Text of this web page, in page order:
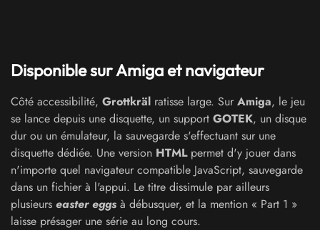
Disponible sur Amiga et navigateur
Côté accessibilité, Grottkräl ratisse large. Sur Amiga, le jeu
se lance depuis une disquette, un support GOTEK, un disque
dur ou un émulateur, la sauvegarde s'effectuant sur une
disquette dédiée. Une version HTMLpermet d'y jouer dans
n'importe quel navigateur compatible JavaScript, sauvegarde
dans un fichier à l'appui. Le titre dissimule par ailleurs
plusieurs easter eggs à débusquer, et la mention « Part 1 »
laisse présager une série au long cours.